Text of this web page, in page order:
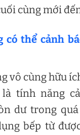
cùng mới
có thể cảnh
vô cùng hữu
tính năng
dư trong
bếp từ